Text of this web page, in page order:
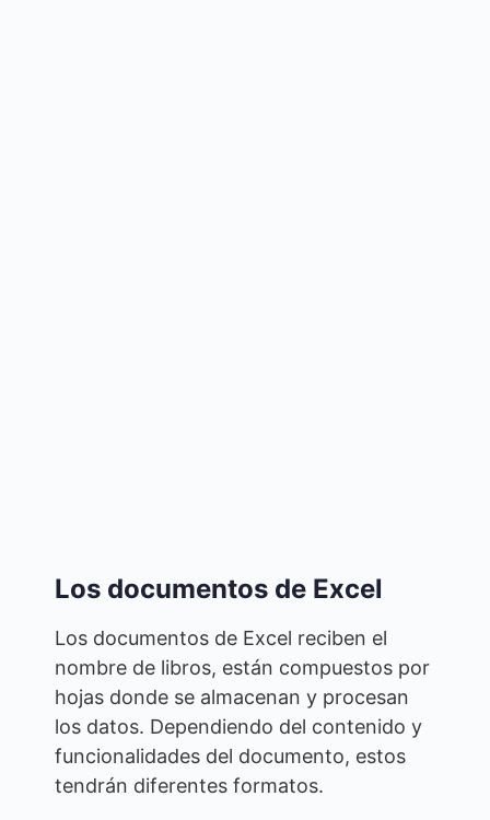
Los documentos de Excel
Los documentos de Excel reciben el
nombre de libros, están compuestos por
hojas donde se almacenan y procesan
los datos. Dependiendo del contenido y
funcionalidades del documento, estos
tendrán diferentes formatos.